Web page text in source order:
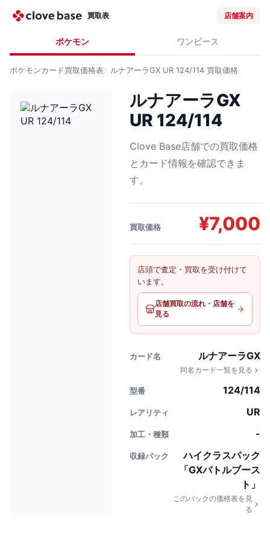
買取表 店舗案内
ポケモン ワンピース
ポケモンカード買取価格表 ルナアーラGX UR 124/114 買取価格
ルナアーラGX
UR 124/114
Clove Base店舗での買取価格
とカード情報を確認できま
す。
買取価格 ¥7,000
店頭で査定・買取を受け付けて
います。
店舗買取の流れ・店舗を
見る
カード名 ルナアーラGX
同名カード一覧を見る
型番 124/114
レアリティ UR
加工・種類 -
収録パック
ハイクラスパック
「GXバトルブース
ト」
このパックの価格表を見
る